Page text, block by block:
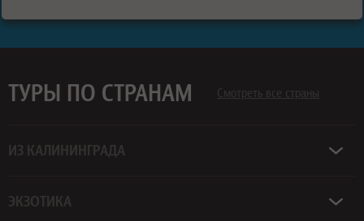
ТУРЫ ПО СТРАНАМ Смотреть все страны
ИЗ КАЛИНИНГРАДА
ЭКЗОТИКА